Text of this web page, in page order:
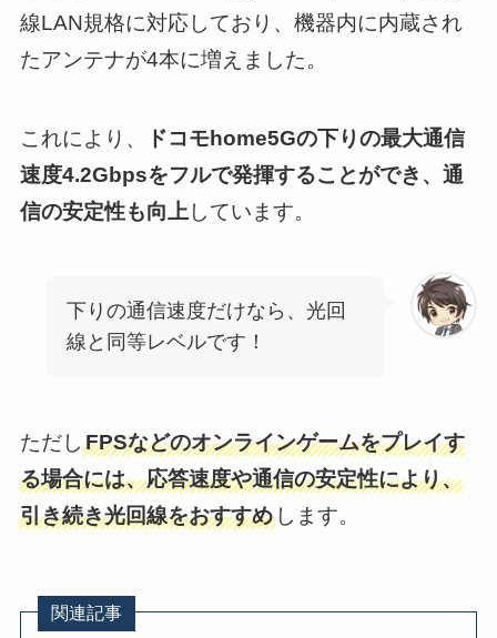
線LAN規格に対応しており、機器内に内蔵され
たアンテナが4本に増えました。
これにより、
ドコモhome5Gの下りの最大通信
速度4.2Gbpsをフルで発揮することができ、通
信の安定性も向上しています。
下りの通信速度だけなら、光回
線と同等レベルです！
ただし FPSなどのオンラインゲームをプレイす
る場合には、応答速度や通信の安定性により、
引き続き光回線をおすすめします。
関連記事